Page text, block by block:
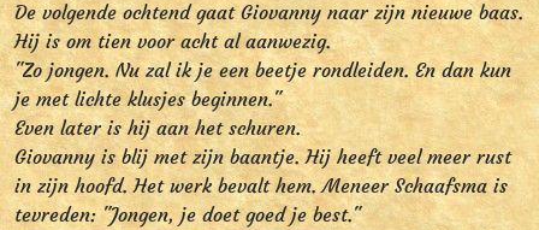
De volgende ochtend gaat Giovanny naar zijn nieuwe baas.
Hij is om tien voor acht al aanwezig.
"Zo jongen. Nu zal ik je een beetje rondleiden. En dan kun
je met lichte klusjes beginnen."
Even later is hij aan het schuren.
Giovanny is blij met zijn baantje. Hij heeft veel meer rust
in zijn hoofd. Het werk bevalt hem. Meneer Schaafsma is
tevreden: "Jongen, je doet goed je best."